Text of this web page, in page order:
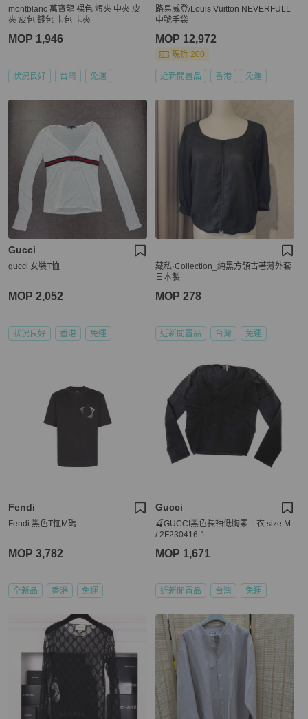
montblanc 萬寶龍 裸色 短夾 中夾 皮
夾 皮包 錢包 卡包 卡夾
MOP 1,946
狀況良好 台灣 免運
路易威登/Louis Vuitton NEVERFULL
中號手袋
MOP 12,972
現折 200
近新閒置品 香港 免運
Gucci
gucci 女裝T恤
MOP 2,052
狀況良好 香港 免運
藏私·Collection_純黑方領古著薄外套
日本製
MOP 278
近新閒置品 台灣 免運
Fendi
Fendi 黑色T恤M碼
MOP 3,782
全新品 香港 免運
Gucci
🍒GUCCI黑色長袖低胸素上衣 size:M
/ 2F230416-1
MOP 1,671
近新閒置品 台灣 免運